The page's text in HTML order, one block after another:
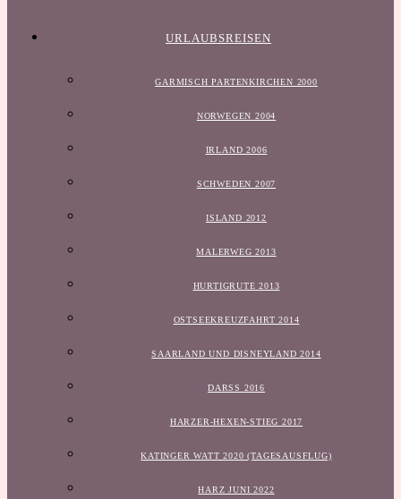
URLAUBSREISEN
GARMISCH PARTENKIRCHEN 2000
NORWEGEN 2004
IRLAND 2006
SCHWEDEN 2007
ISLAND 2012
MALERWEG 2013
HURTIGRUTE 2013
OSTSEEKREUZFAHRT 2014
SAARLAND UND DISNEYLAND 2014
DARSS 2016
HARZER-HEXEN-STIEG 2017
KATINGER WATT 2020 (TAGESAUSFLUG)
HARZ JUNI 2022